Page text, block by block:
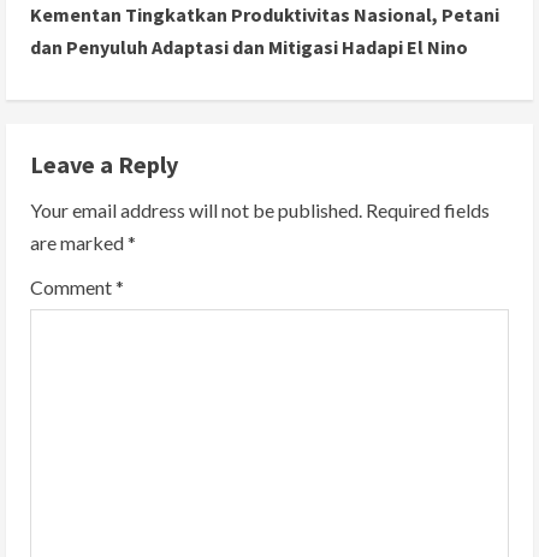
t
u
e
R
Kementan Tingkatkan Produktivitas Nasional, Petani
dan Penyuluh Adaptasi dan Mitigasi Hadapi El Nino
Leave a Reply
Your email address will not be published. Required fields
are marked*
Comment*